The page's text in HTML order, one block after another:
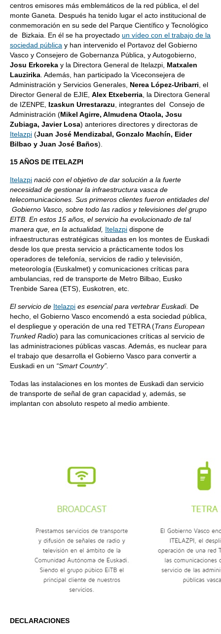
centros emisores más emblemáticos de la red pública, el del
monte Ganeta. Después ha tenido lugar el acto institucional de
conmemoración en su sede del Parque Científico y Tecnológico
de Bizkaia. En él se ha proyectado un vídeo con el trabajo de la
sociedad pública y han intervenido el Portavoz del Gobierno
Vasco y Consejero de Gobernanza Pública, y Autogobierno,
Josu Erkoreka y la Directora General de Itelazpi, Matxalen
Lauzirika . Además, han participado la Viceconsejera de
Administración y Servicios Generales, Nerea López-Uribarri , el
Director General de EJIE, Alex Etxeberria , la Directora General
de IZENPE, Izaskun Urrestarazu , integrantes del Consejo de
Administración (Mikel Agirre, Almudena Otaola, Josu
Zubiaga, Javier Losa) anteriores directores y directoras de
Itelazpi (Juan José Mendizabal, Gonzalo Machín, Eider
Bilbao y Juan José Baños).
15 AÑOS DE ITELAZPI
Itelazpi nació con el objetivo de dar solución a la fuerte
necesidad de gestionar la infraestructura vasca de
telecomunicaciones. Sus primeros clientes fueron entidades del
Gobierno Vasco, sobre todo las radios y televisiones del grupo
EITB. En estos 15 años, el servicio ha evolucionado de tal
manera que, en la actualidad, Itelazpi dispone de
infraestructuras estratégicas situadas en los montes de Euskadi
desde los que presta servicio a prácticamente todos los
operadores de telefonía, servicios de radio y televisión,
meteorología (Euskalmet) y comunicaciones críticas para
ambulancias, red de transporte de Metro Bilbao, Eusko
Trenbide Sarea (ETS), Euskotren, etc.
El servicio de Itelazpi es esencial para vertebrar Euskadi. De
hecho, el Gobierno Vasco encomendó a esta sociedad pública,
el despliegue y operación de una red TETRA (Trans European
Trunked Radio) para las comunicaciones críticas al servicio de
las administraciones públicas vascas. Además, es nuclear para
el trabajo que desarrolla el Gobierno Vasco para convertir a
Euskadi en un “Smart Country”.
Todas las instalaciones en los montes de Euskadi dan servicio
de transporte de señal de gran capacidad y, además, se
implantan con absoluto respeto al medio ambiente.
DECLARACIONES